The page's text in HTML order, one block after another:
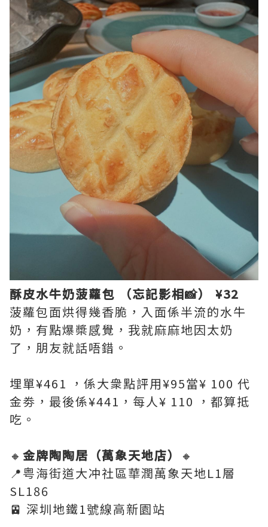
酥皮水牛奶菠蘿包 （忘記影相📸） ¥32
菠蘿包面烘得幾香脆，入面係半流的水牛
奶，有點爆槳感覺，我就麻麻地因太奶
了，朋友就話唔錯。
埋單¥461 ，係大衆點評用¥95當¥ 100 代
金劵，最後係¥441，每人¥ 110 ，都算抵
吃。
🔸 金牌陶陶居（萬象天地店）
🔸
📍粤海街道大冲社區華潤萬象天地L1層
SL186
🚈 深圳地鐵1號線高新園站